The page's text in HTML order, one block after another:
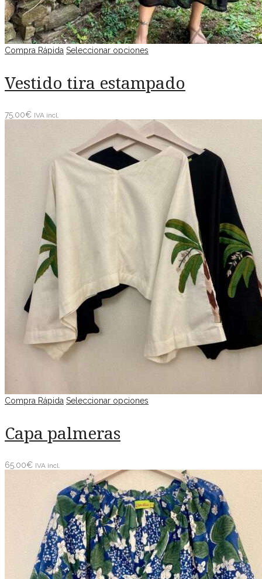
Compra Rápida Seleccionar opciones
Vestido tira estampado
75.00€ IVA incl.
Compra Rápida Seleccionar opciones
Capa palmeras
65.00€ IVA incl.